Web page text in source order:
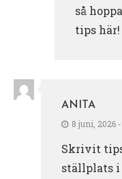
så
tips här!
ANITA
8 juni, 2026
Skrivit
ställplats i